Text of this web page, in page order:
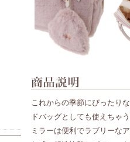
これからの季節にぴったり
ドバッグとしても使えちゃ
ミラーは便利でラブリーな